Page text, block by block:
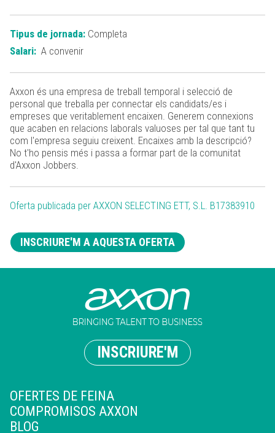
Tipus de jornada:Completa
Salari: A convenir
Axxon és una empresa de treball temporal i selecció de
personal que treballa per connectar els candidats/es i
empreses que veritablement encaixen. Generem connexions
que acaben en relacions laborals valuoses per tal que tant tu
com l'empresa seguiu creixent. Encaixes amb la descripció?
No t'ho pensis més i passa a formar part de la comunitat
d'Axxon Jobbers.
Oferta publicada per AXXON SELECTING ETT, S.L. B17383910
INSCRIURE'M A AQUESTA OFERTA
INSCRIURE'M
OFERTES DE FEINA
COMPROMISOS AXXON
BLOG